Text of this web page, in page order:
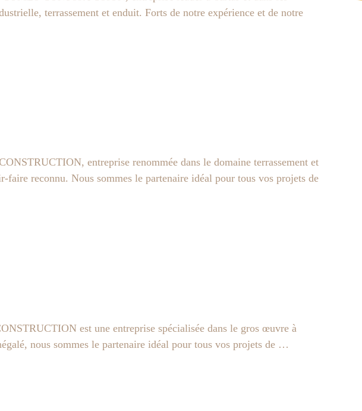
terrassement et enduit. Forts de notre expérience et de notre
entreprise renommée dans le domaine terrassement et
faire reconnu. Nous sommes le partenaire idéal pour tous vos projets de
est une entreprise spécialisée dans le gros œuvre à
nous sommes le partenaire idéal pour tous vos projets de …